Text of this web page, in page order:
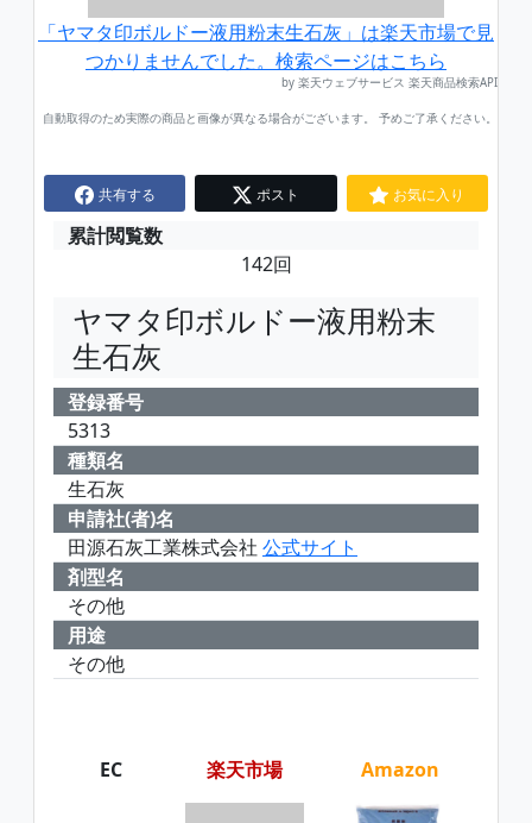
「ヤマタ印ボルドー液用粉末生石灰」は楽天市場で見
つかりませんでした。検索ページはこちら
by 楽天ウェブサービス 楽天商品検索API
自動取得のため実際の商品と画像が異なる場合がございます。 予めご了承ください。
共有する ポスト お気に入り
累計閲覧数
142回
ヤマタ印ボルドー液用粉末
生石灰
登録番号
5313
種類名
生石灰
申請社(者)名
田源石灰工業株式会社 公式サイト
剤型名
その他
用途
その他
EC 楽天市場 Amazon